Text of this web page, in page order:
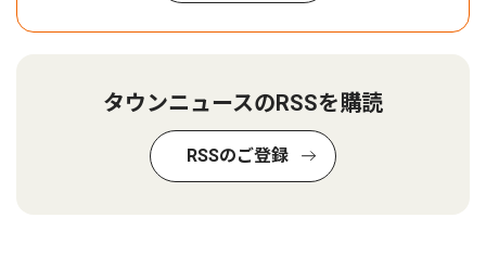
タウンニュースのRSSを購読
RSSのご登録